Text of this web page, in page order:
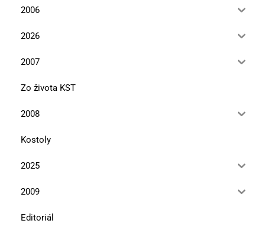
2006
2026
2007
Zo života KST
2008
Kostoly
2025
2009
Editoriál